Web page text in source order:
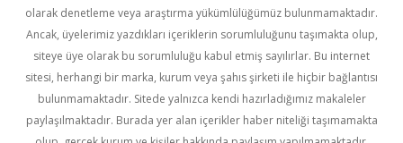
olarak denetleme veya araştırma yükümlülüğümüz bulunmamaktadır.
Ancak, üyelerimiz yazdıkları içeriklerin sorumluluğunu taşımakta olup,
siteye üye olarak bu sorumluluğu kabul etmiş sayılırlar. Bu internet
sitesi, herhangi bir marka, kurum veya şahıs şirketi ile hiçbir bağlantısı
bulunmamaktadır. Sitede yalnızca kendi hazırladığımız makaleler
paylaşılmaktadır. Burada yer alan içerikler haber niteliği taşımamakta